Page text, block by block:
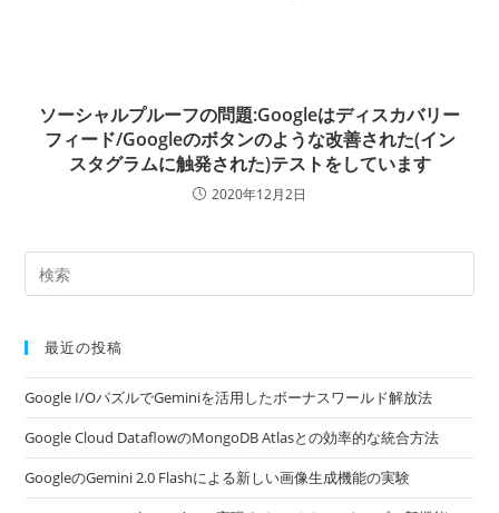
ソーシャルプルーフの問題:Googleはディスカバリー
フィード/Googleのボタンのような改善された(イン
スタグラムに触発された)テストをしています
2020年12月2日
最近の投稿
Google I/OパズルでGeminiを活用したボーナスワールド解放法
Google Cloud DataflowのMongoDB Atlasとの効率的な統合方法
GoogleのGemini 2.0 Flashによる新しい画像生成機能の実験